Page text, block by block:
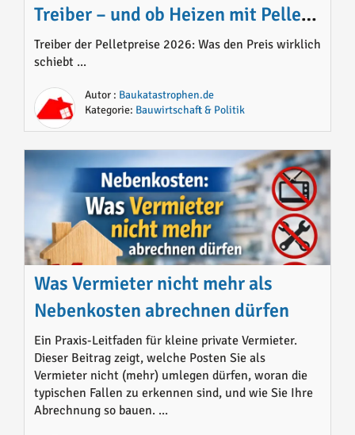
Treiber – und ob Heizen mit Pellets
noch Sinn macht
Treiber der Pelletpreise 2026: Was den Preis wirklich
schiebt ...
Autor : Baukatastrophen.de
Kategorie: Bauwirtschaft & Politik
Was Vermieter nicht mehr als
Nebenkosten abrechnen dürfen
Ein Praxis-Leitfaden für kleine private Vermieter.
Dieser Beitrag zeigt, welche Posten Sie als
Vermieter nicht (mehr) umlegen dürfen, woran die
typischen Fallen zu erkennen sind, und wie Sie Ihre
Abrechnung so bauen. ...